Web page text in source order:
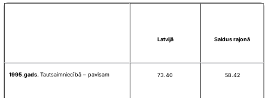
Latvijā Saldus rajonā
1995.gads. Tautsaimniecībā – pavisam 73.40 58.42